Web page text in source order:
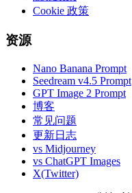
Cookie 政策
资源
Nano Banana Prompt
Seedream v4.5 Prompt
GPT Image 2 Prompt
博客
常见问题
更新日志
vs Midjourney
vs ChatGPT Images
X(Twitter)